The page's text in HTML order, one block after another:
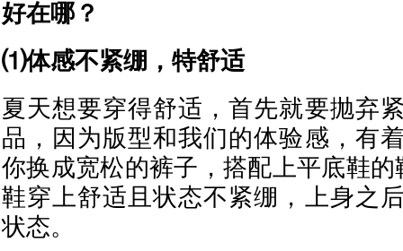
好在哪？
⑴体感不紧绷，特舒适
夏天想要穿得舒适，首先就要抛弃
品，因为版型和我们的体验感，有
你换成宽松的裤子，搭配上平底鞋
鞋穿上舒适且状态不紧绷，上身之
状态。